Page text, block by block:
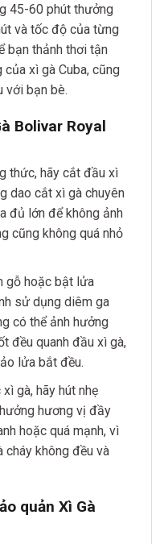
45-60 phút thưởng
và tốc độ của từng
bạn thảnh thơi tận
xì gà Cuba, cũng
với bạn bè.
Bolivar Royal
thức, hãy cắt đầu xì
dao cắt xì gà chuyên
đủ lớn để không ảnh
cũng không quá nhỏ
gỗ hoặc bật lửa
sử dụng diêm ga
có thể ảnh hưởng
đều quanh đầu xì gà,
lửa bắt đều.
gà, hãy hút nhẹ
hương vị đầy
hoặc quá mạnh, vì
cháy không đều và
quản Xì Gà